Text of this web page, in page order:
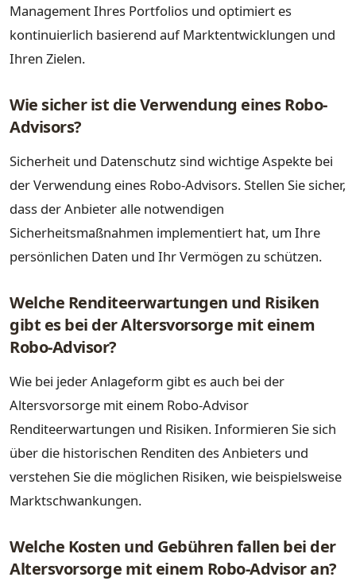
Management Ihres Portfolios und optimiert es
kontinuierlich basierend auf Marktentwicklungen und
Ihren Zielen.
Wie sicher ist die Verwendung eines Robo-
Advisors?
Sicherheit und Datenschutz sind wichtige Aspekte bei
der Verwendung eines Robo-Advisors. Stellen Sie sicher,
dass der Anbieter alle notwendigen
Sicherheitsmaßnahmen implementiert hat, um Ihre
persönlichen Daten und Ihr Vermögen zu schützen.
Welche Renditeerwartungen und Risiken
gibt es bei der Altersvorsorge mit einem
Robo-Advisor?
Wie bei jeder Anlageform gibt es auch bei der
Altersvorsorge mit einem Robo-Advisor
Renditeerwartungen und Risiken. Informieren Sie sich
über die historischen Renditen des Anbieters und
verstehen Sie die möglichen Risiken, wie beispielsweise
Marktschwankungen.
Welche Kosten und Gebühren fallen bei der
Altersvorsorge mit einem Robo-Advisor an?